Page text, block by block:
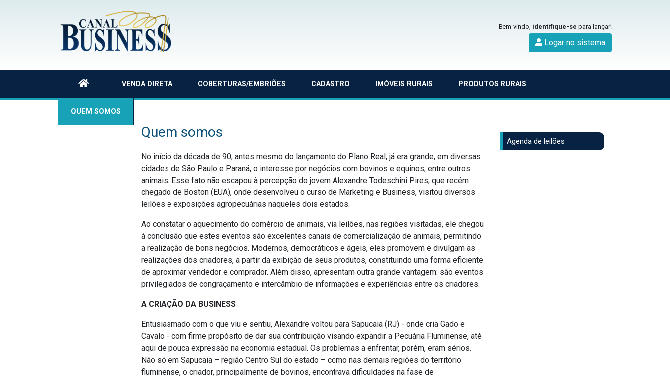
Bem-vindo, identifique-se para lançar!
Logar no sistema
VENDA DIRETA COBERTURAS/EMBRIÕES CADASTRO IMÓVEIS RURAIS PRODUTOS RURAIS
QUEM SOMOS
Quem somos
No início da década de 90, antes mesmo do lançamento do Plano Real, já era grande, em diversas
cidades de São Paulo e Paraná, o interesse por negócios com bovinos e equinos, entre outros
animais. Esse fato não escapou à percepção do jovem Alexandre Todeschini Pires, que recém
chegado de Boston (EUA), onde desenvolveu o curso de Marketing e Business, visitou diversos
leilões e exposições agropecuárias naqueles dois estados.
Ao constatar o aquecimento do comércio de animais, via leilões, nas regiões visitadas, ele chegou
à conclusão que estes eventos são excelentes canais de comercialização de animais, permitindo
a realização de bons negócios. Modernos, democráticos e ágeis, eles promovem e divulgam as
realizações dos criadores, a partir da exibição de seus produtos, constituindo uma forma eficiente
de aproximar vendedor e comprador. Além disso, apresentam outra grande vantagem: são eventos
privilegiados de congraçamento e intercâmbio de informações e experiências entre os criadores.
A CRIAÇÃO DA BUSINESS
Entusiasmado com o que viu e sentiu, Alexandre voltou para Sapucaia (RJ) - onde cria Gado e
Cavalo - com firme propósito de dar sua contribuição visando expandir a Pecuária Fluminense, até
aqui de pouca expressão na economia estadual. Os problemas a enfrentar, porém, eram sérios.
Não só em Sapucaia – região Centro Sul do estado – como nas demais regiões do território
fluminense, o criador, principalmente de bovinos, encontrava dificuldades na fase de
Agenda de leilões